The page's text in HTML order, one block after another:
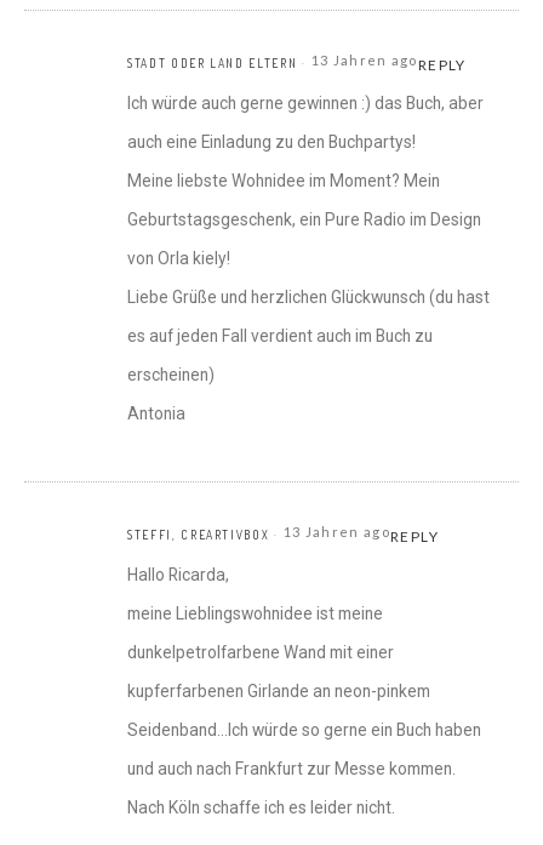
STADT ODER LAND ELTERN 13 Jahren agoREPLY
Ich würde auch gerne gewinnen :) das Buch, aber
auch eine Einladung zu den Buchpartys!
Meine liebste Wohnidee im Moment? Mein
Geburtstagsgeschenk, ein Pure Radio im Design
von Orla kiely!
Liebe Grüße und herzlichen Glückwunsch (du hast
es auf jeden Fall verdient auch im Buch zu
erscheinen)
Antonia
STEFFI, CREARTIVBOX 13 Jahren agoREPLY
Hallo Ricarda,
meine Lieblingswohnidee ist meine
dunkelpetrolfarbene Wand mit einer
kupferfarbenen Girlande an neon-pinkem
Seidenband…Ich würde so gerne ein Buch haben
und auch nach Frankfurt zur Messe kommen.
Nach Köln schaffe ich es leider nicht.